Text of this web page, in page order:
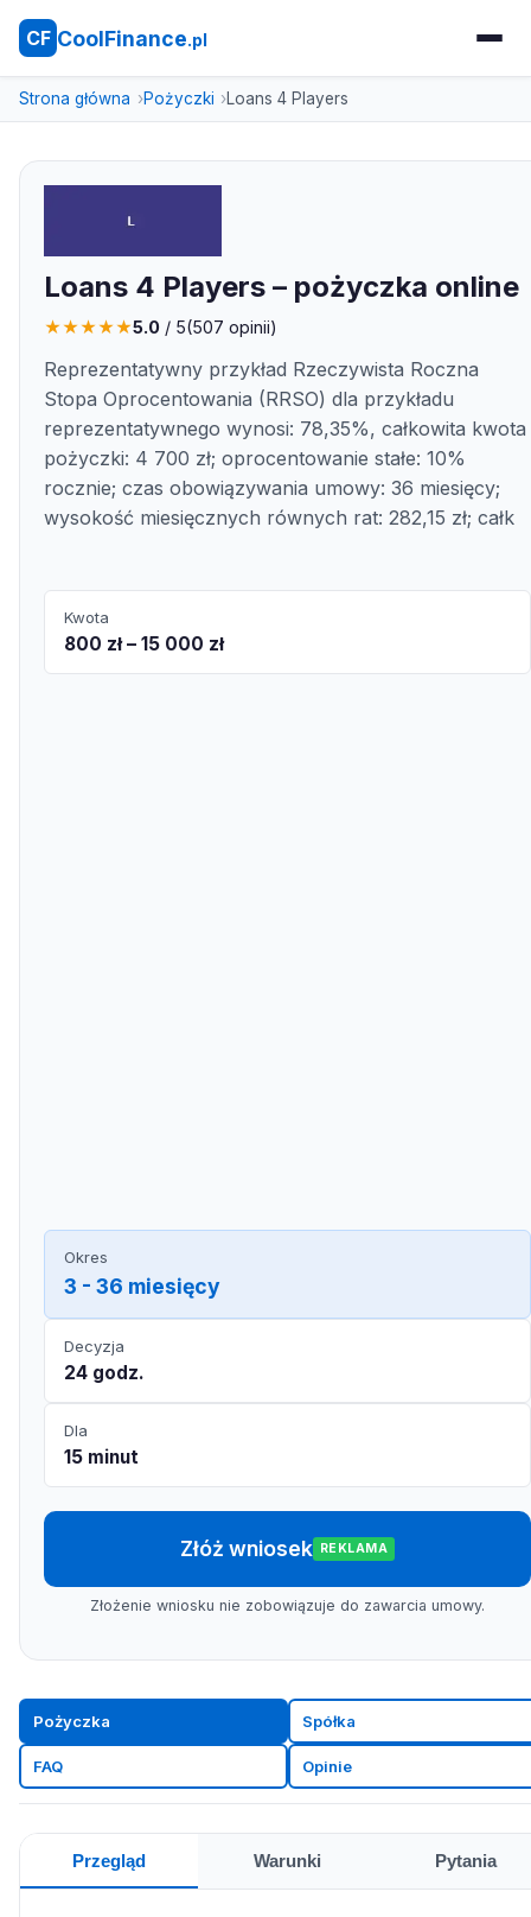
CF CoolFinance.pl
Strona główna Pożyczki Loans 4 Players
Loans 4 Players – pożyczka online
★★★★★5.0 / 5(507 opinii)
Reprezentatywny przykład Rzeczywista Roczna
Stopa Oprocentowania (RRSO) dla przykładu
reprezentatywnego wynosi: 78,35%, całkowita kwota
pożyczki: 4 700 zł; oprocentowanie stałe: 10%
rocznie; czas obowiązywania umowy: 36 miesięcy;
wysokość miesięcznych równych rat: 282,15 zł; całk
Kwota
800 zł – 15 000 zł
Okres
3 - 36 miesięcy
Decyzja
24 godz.
Dla
15 minut
Złóż wniosek REKLAMA
Złożenie wniosku nie zobowiązuje do zawarcia umowy.
Pożyczka Spółka
FAQ Opinie
Przegląd Warunki Pytania